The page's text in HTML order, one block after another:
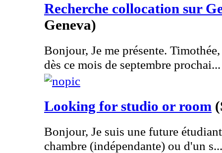
Recherche collocation sur
Geneva)
Bonjour, Je me présente.
dès ce mois de septembre prochai...
Looking for studio or room
Bonjour, Je suis une future
chambre (indépendante) ou d'un s...